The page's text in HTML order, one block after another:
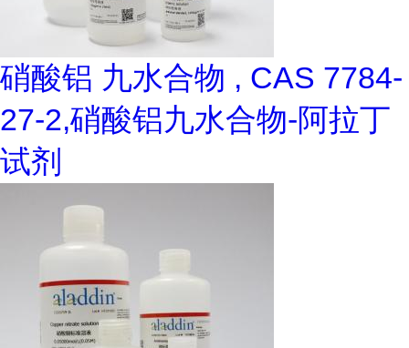
硝酸铝 九水合物 , CAS 7784-
27-2,硝酸铝九水合物-阿拉丁
试剂